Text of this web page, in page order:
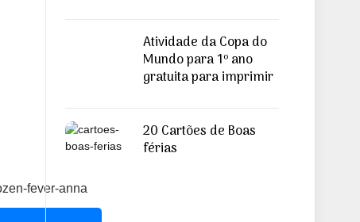
Atividade da Copa do
Mundo para 1º ano
gratuita para imprimir
20 Cartões de Boas
férias